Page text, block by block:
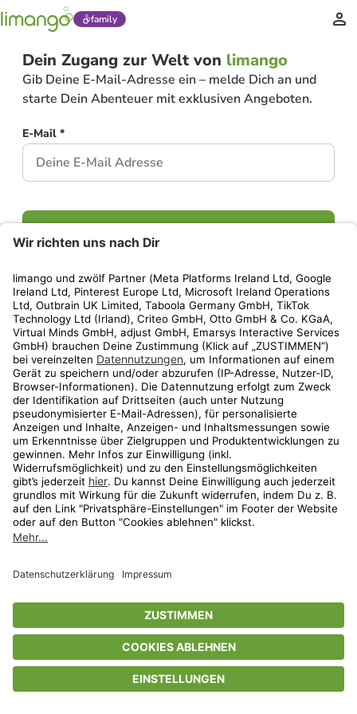
family
Dein Zugang zur Welt von limango
Gib Deine E-Mail-Adresse ein – melde Dich an und
starte Dein Abenteuer mit exklusiven Angeboten.
E-Mail *
Weiter
Privatsphäre-EinstellungenAGBDatenschutzCompliance
GeschenkgutscheinbedingungenImpressumHelp Center